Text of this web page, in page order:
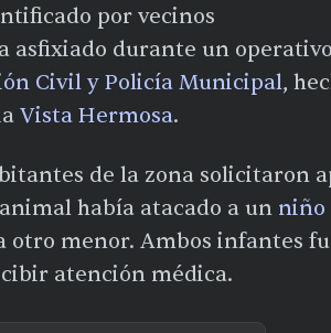
por vecinos
asfixiado durante un
Civil y Policía Municipal,
Vista Hermosa.
de la zona solicitaron
había atacado a un niño
menor. Ambos infantes
atención médica.